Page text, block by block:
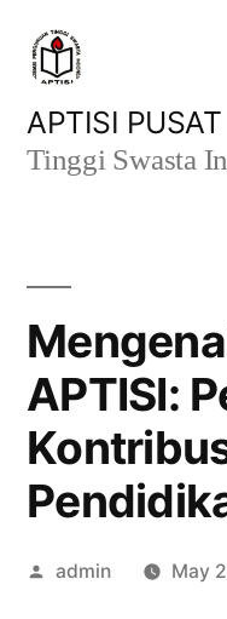
content
APTISI PUSAT
Tinggi Swasta
APTISI:
Posted
admin May